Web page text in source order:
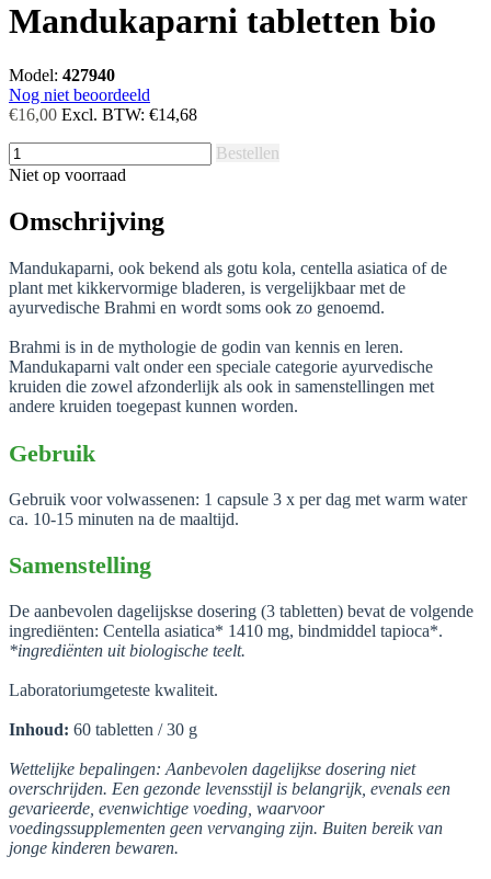
Mandukaparni tabletten bio
Model: 427940
Nog niet beoordeeld
€16,00 Excl. BTW: €14,68
Bestellen
Niet op voorraad
Omschrijving
Mandukaparni, ook bekend als gotu kola, centella asiatica of de
plant met kikkervormige bladeren, is vergelijkbaar met de
ayurvedische Brahmi en wordt soms ook zo genoemd.
Brahmi is in de mythologie de godin van kennis en leren.
Mandukaparni valt onder een speciale categorie ayurvedische
kruiden die zowel afzonderlijk als ook in samenstellingen met
andere kruiden toegepast kunnen worden.
Gebruik
Gebruik voor volwassenen: 1 capsule 3 x per dag met warm water
ca. 10-15 minuten na de maaltijd.
Samenstelling
De aanbevolen dagelijskse dosering (3 tabletten) bevat de volgende
ingrediënten: Centella asiatica* 1410 mg, bindmiddel tapioca*.
*ingrediënten uit biologische teelt.
Laboratoriumgeteste kwaliteit.
Inhoud: 60 tabletten / 30 g
Wettelijke bepalingen: Aanbevolen dagelijkse dosering niet
overschrijden. Een gezonde levensstijl is belangrijk, evenals een
gevarieerde, evenwichtige voeding, waarvoor
voedingssupplementen geen vervanging zijn. Buiten bereik van
jonge kinderen bewaren.